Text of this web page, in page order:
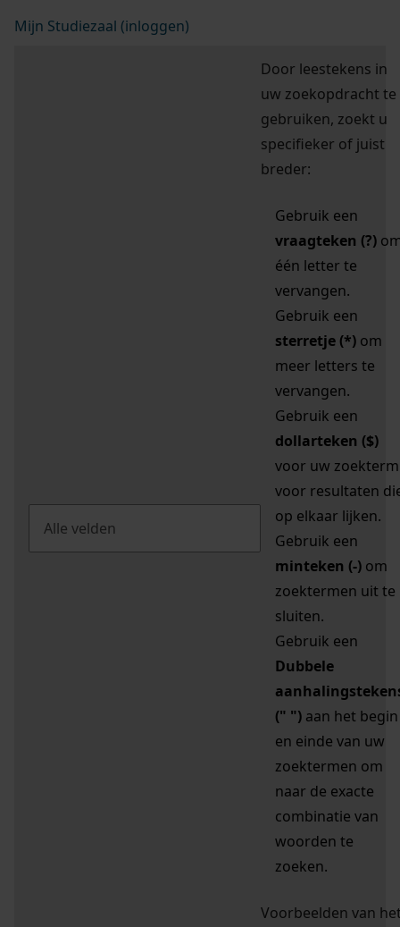
Mijn Studiezaal (inloggen)
Door leestekens in
uw zoekopdracht te
gebruiken, zoekt u
specifieker of juist
breder:
Gebruik een
vraagteken (?)
één letter te
vervangen.
Gebruik een
sterretje (*) om
meer letters te
vervangen.
Gebruik een
dollarteken ($)
voor uw zoekterm
voor resultaten
op elkaar lijken.
Gebruik een
minteken (-) om
zoektermen uit te
sluiten.
Gebruik een
Dubbele
(" ") aan het begin
en einde van uw
zoektermen om
naar de exacte
combinatie van
woorden te
zoeken.
Voorbeelden van